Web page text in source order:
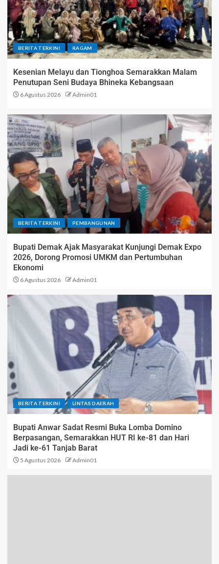
BERITA TERKINI RAGAM
Kesenian Melayu dan Tionghoa Semarakkan Malam
Penutupan Seni Budaya Bhineka Kebangsaan
6 Agustus 2026 Admin01
BERITA TERKINI PEMBANGUNAN
Bupati Demak Ajak Masyarakat Kunjungi Demak Expo
2026, Dorong Promosi UMKM dan Pertumbuhan
Ekonomi
6 Agustus 2026 Admin01
BERITA TERKINI LINTAS DAERAH
Bupati Anwar Sadat Resmi Buka Lomba Domino
Berpasangan, Semarakkan HUT RI ke-81 dan Hari
Jadi ke-61 Tanjab Barat
5 Agustus 2026 Admin01